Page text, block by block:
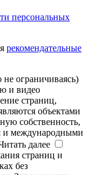
персональных
рекомендательные
ограничиваясь)
и видео
страниц,
объектами
собственность,
и международными
далее
страниц и
без